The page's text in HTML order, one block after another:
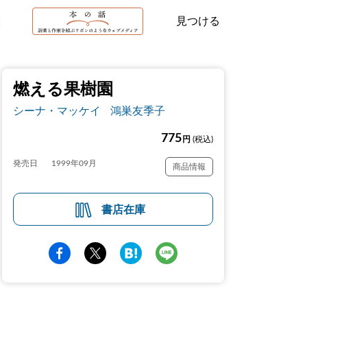
見つける
燃える果樹園
シーナ・マッケイ 鴻巣友季子
775 円 (税込)
発売日 1999年09月 商品情報
書店在庫